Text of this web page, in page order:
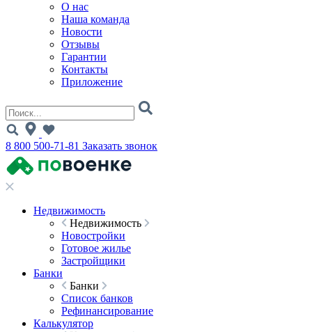
О нас
Наша команда
Новости
Отзывы
Гарантии
Контакты
Приложение
8 800 500-71-81 Заказать звонок
Недвижимость
Недвижимость
Новостройки
Готовое жилье
Застройщики
Банки
Банки
Список банков
Рефинансирование
Калькулятор